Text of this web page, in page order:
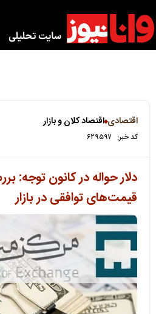
اقتصادی اقتصاد کلان و بازار
کد خبر: ۶۲۹۵۹۷
دلار حواله در کانون توجه:
قیمت‌های توافقی در بازار